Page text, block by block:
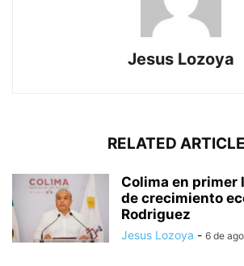
Jesus Lozoya
RELATED
Colima en primer
de crecimiento
Rodriguez
Jesus Lozoya - 6 de